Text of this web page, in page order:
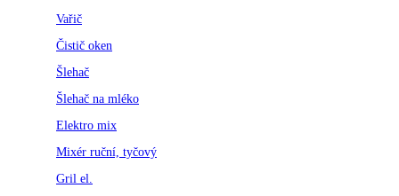
Vařič
Čistič oken
Šlehač
Šlehač na mléko
Elektro mix
Mixér ruční, tyčový
Gril el.